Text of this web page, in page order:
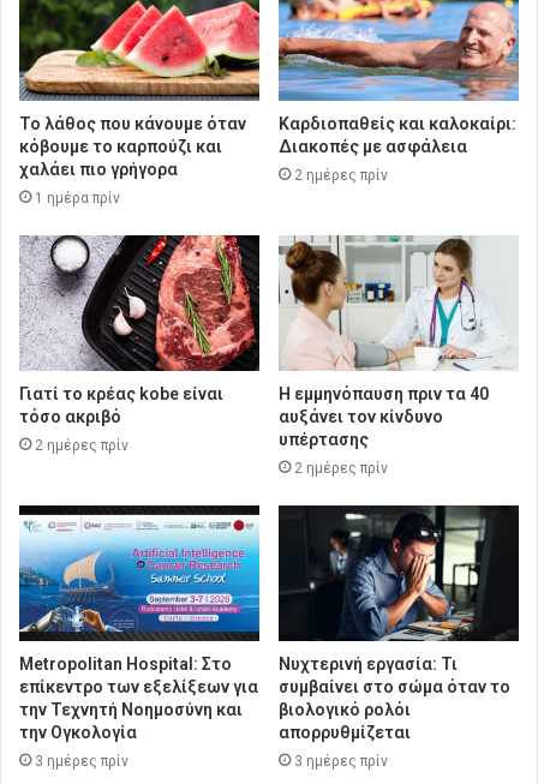
Το λάθος που κάνουμε όταν
κόβουμε το καρπούζι και
χαλάει πιο γρήγορα
1 ημέρα πρίν
Καρδιοπαθείς και καλοκαίρι:
Διακοπές με ασφάλεια
2 ημέρες πρίν
Γιατί το κρέας kobe είναι
τόσο ακριβό
2 ημέρες πρίν
Η εμμηνόπαυση πριν τα 40
αυξάνει τον κίνδυνο
υπέρτασης
2 ημέρες πρίν
Metropolitan Hospital: Στο
επίκεντρο των εξελίξεων για
την Τεχνητή Νοημοσύνη και
την Ογκολογία
3 ημέρες πρίν
Νυχτερινή εργασία: Τι
συμβαίνει στο σώμα όταν το
βιολογικό ρολόι
απορρυθμίζεται
3 ημέρες πρίν